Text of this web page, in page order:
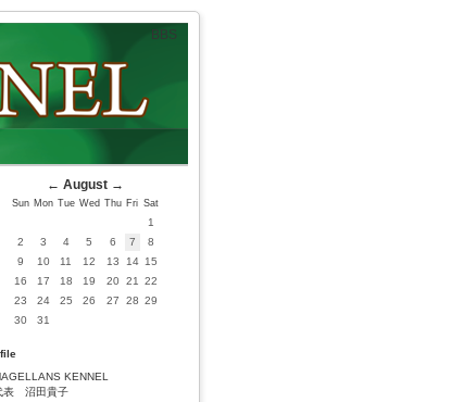
BBS
← August→
Sun Mon Tue Wed Thu Fri Sat
1
2
3 4 5 6 7
8
9
10 11 12 13 14 15
16
17 18 19 20 21
22
23
24 25 26 27 28 29
30
31
KENNEL
表 沼田貴子